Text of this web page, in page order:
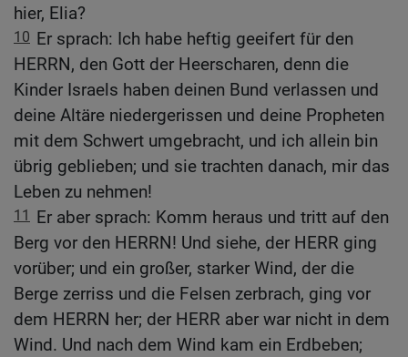
hier, Elia?
10 Er sprach: Ich habe heftig geeifert für den
HERRN, den Gott der Heerscharen, denn die
Kinder Israels haben deinen Bund verlassen und
deine Altäre niedergerissen und deine Propheten
mit dem Schwert umgebracht, und ich allein bin
übrig geblieben; und sie trachten danach, mir das
Leben zu nehmen!
11
Er aber sprach: Komm heraus und tritt auf den
Berg vor den HERRN! Und siehe, der HERR ging
vorüber; und ein großer, starker Wind, der die
Berge zerriss und die Felsen zerbrach, ging vor
dem HERRN her; der HERR aber war nicht in dem
Wind. Und nach dem Wind kam ein Erdbeben;